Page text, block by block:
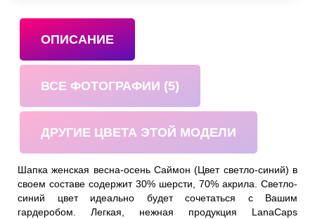
ОПИСАНИЕ
ВСЕ ФОТОГРАФИИ (5)
ДРУГИЕ ЦВЕТА ЭТОЙ МОДЕЛИ
Шапка женская весна-осень Саймон (Цвет светло-синий) в
своем составе содержит 30% шерсти, 70% акрила. Светло-
синий цвет идеально будет сочетаться с Вашим
гардеробом. Легкая, нежная продукция LanaCaps